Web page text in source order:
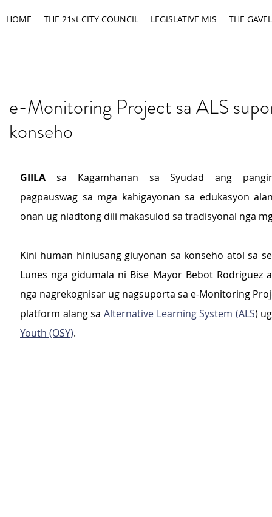
HOME THE 21st CITY COUNCIL LEGISLATIVE MIS THE GAVEL
e-Monitoring Project sa ALS
konseho
GIILA sa Kagamhanan sa Syudad ang
pagpauswag sa mga kahigayonan sa edukasyon
onan ug niadtong dili makasulod sa tradisyonal nga
Kini human hiniusang giuyonan sa konseho atol sa
Lunes nga gidumala ni Bise Mayor Bebot Rodriguez
nga nagrekognisar ug nagsuporta sa e-Monitoring
platform alang sa Alternative Learning System (ALS)
Youth (OSY).